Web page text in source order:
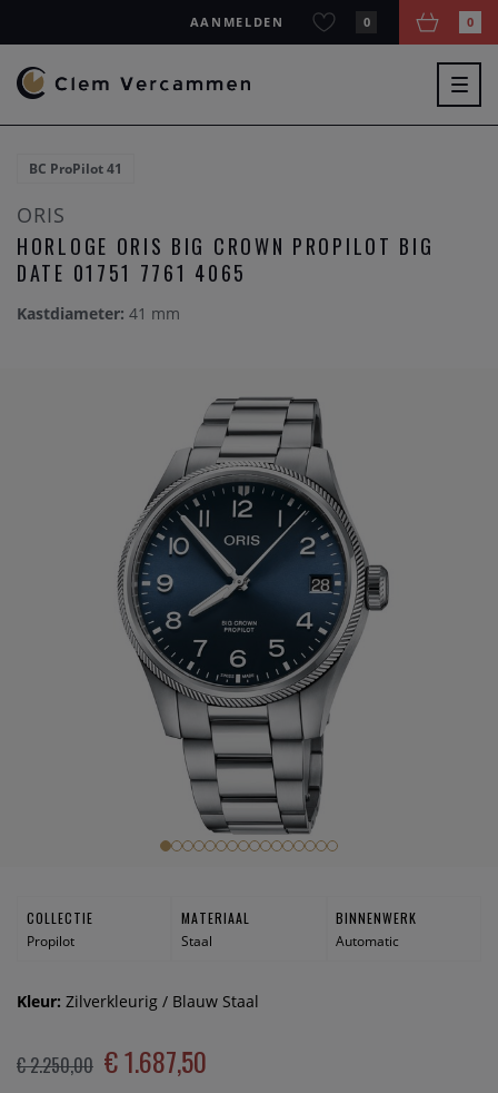
AANMELDEN 0 0
BC ProPilot 41
ORIS
HORLOGE ORIS BIG CROWN PROPILOT BIG
DATE 01751 7761 4065
Kastdiameter: 41 mm
COLLECTIE
Propilot
MATERIAAL
Staal
BINNENWERK
Automatic
Kleur: Zilverkleurig / Blauw Staal
€ 2.250,00 € 1.687,50